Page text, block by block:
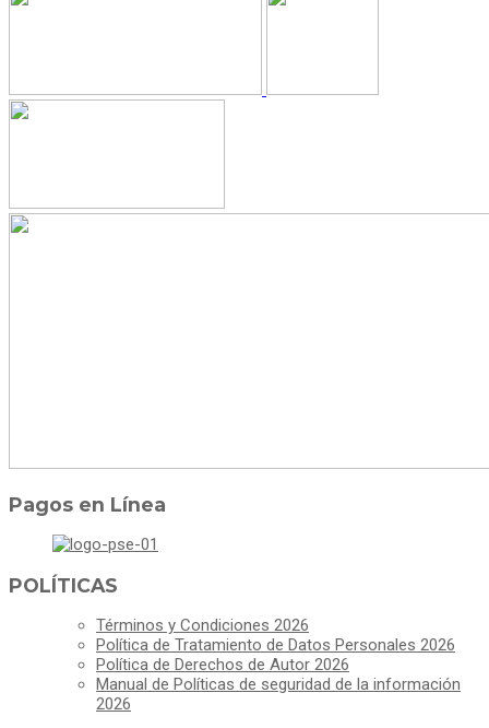
Pagos en Línea
POLÍTICAS
Términos y Condiciones 2026
Política de Tratamiento de Datos Personales 2026
Política de Derechos de Autor 2026
Manual de Políticas de seguridad de la información
2026